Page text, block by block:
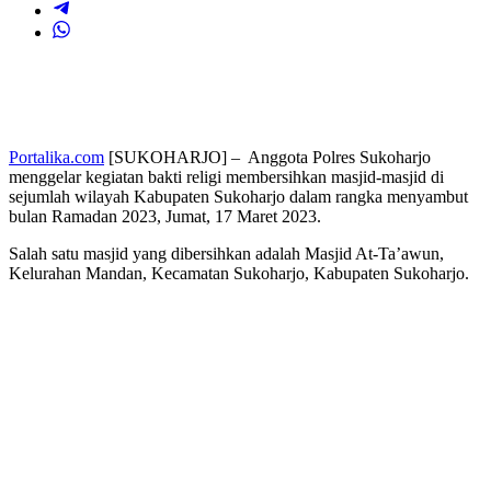
Portalika.com [SUKOHARJO] – Anggota Polres Sukoharjo
menggelar kegiatan bakti religi membersihkan masjid-masjid di
sejumlah wilayah Kabupaten Sukoharjo dalam rangka menyambut
bulan Ramadan 2023, Jumat, 17 Maret 2023.
Salah satu masjid yang dibersihkan adalah Masjid At-Ta’awun,
Kelurahan Mandan, Kecamatan Sukoharjo, Kabupaten Sukoharjo.